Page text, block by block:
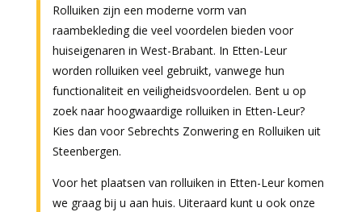
Rolluiken zijn een moderne vorm van
raambekleding die veel voordelen bieden voor
huiseigenaren in West-Brabant. In Etten-Leur
worden rolluiken veel gebruikt, vanwege hun
functionaliteit en veiligheidsvoordelen. Bent u op
zoek naar hoogwaardige rolluiken in Etten-Leur?
Kies dan voor Sebrechts Zonwering en Rolluiken uit
Steenbergen.
Voor het plaatsen van rolluiken in Etten-Leur komen
we graag bij u aan huis. Uiteraard kunt u ook onze